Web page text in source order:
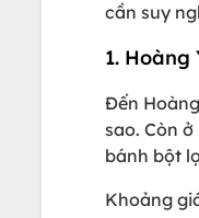
cần suy
1.
Đến
sao. Còn
bánh bột
Khoảng